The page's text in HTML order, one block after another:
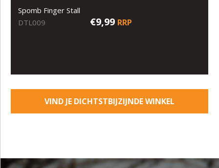
Spomb Finger Stall
DTL009
€9,99 RRP
VIND JE DICHTSTBIJZIJNDE WINKEL